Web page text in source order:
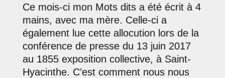
Ce mois-ci mon Mots dits a été écrit à 4
mains, avec ma mère. Celle-ci a
également lue cette allocution lors de la
conférence de presse du 13 juin 2017
au 1855 exposition collective, à Saint-
Hyacinthe. C’est comment nous nous